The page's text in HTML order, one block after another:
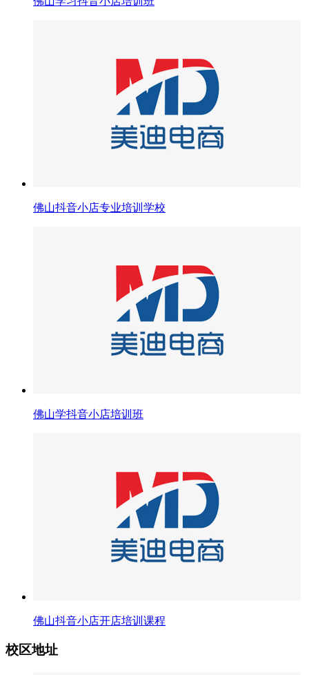
佛山抖音小店专业培训学校
佛山学抖音小店培训班
佛山抖音小店开店培训课程
校区地址